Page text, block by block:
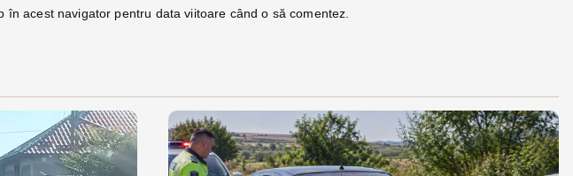
în acest navigator pentru data viitoare când o să comentez.